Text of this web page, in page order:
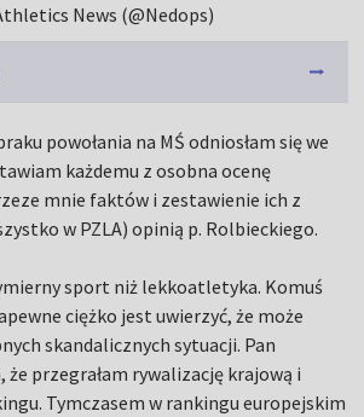
News (@Nedops)
powołania na MŚ odniosłam się we
każdemu z osobna ocenę
mnie faktów i zestawienie ich z
w PZLA) opinią p. Rolbieckiego.
sport niż lekkoatletyka. Komuś
ciężko jest uwierzyć, że może
skandalicznych sytuacji. Pan
przegrałam rywalizację krajową i
Tymczasem w rankingu europejskim